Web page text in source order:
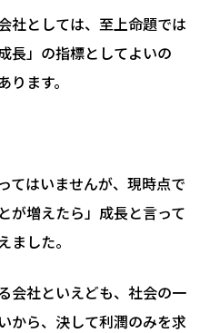
社としては、至上命題では
長」の指標としてよいの
ます。
てはいませんが、現時点で
が増えたら」成長と言って
ました。
会社といえども、社会の一
から、決して利潤のみを求